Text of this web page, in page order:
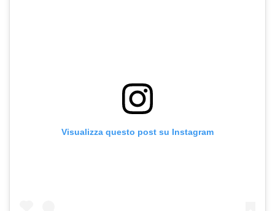
Visualizza questo post su Instagram